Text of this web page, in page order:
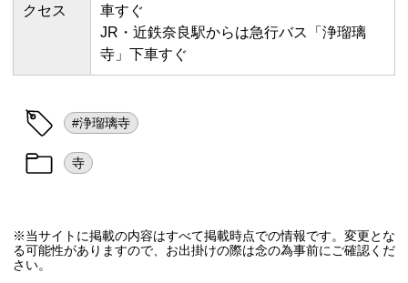
クセス
車すぐ
JR・近鉄奈良駅からは急行バス「浄瑠璃
寺」下車すぐ
#浄瑠璃寺
寺
※当サイトに掲載の内容はすべて掲載時点での情報です。変更とな
る可能性がありますので、お出掛けの際は念の為事前にご確認くだ
さい。